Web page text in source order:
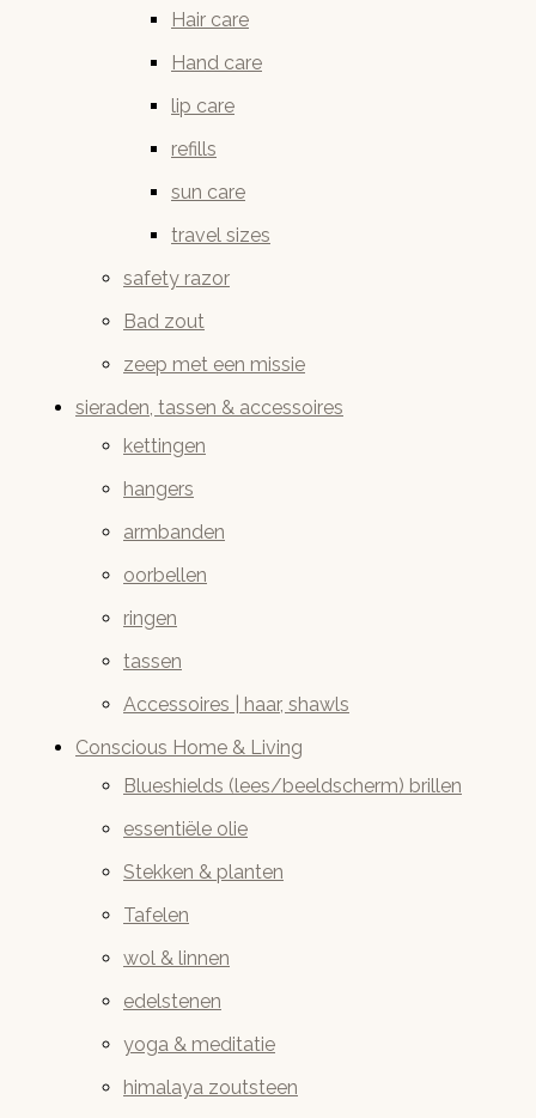
Hair care
Hand care
lip care
refills
sun care
travel sizes
safety razor
Bad zout
zeep met een missie
sieraden, tassen & accessoires
kettingen
hangers
armbanden
oorbellen
ringen
tassen
Accessoires | haar, shawls
Conscious Home & Living
Blueshields (lees/beeldscherm) brillen
essentiële olie
Stekken & planten
Tafelen
wol & linnen
edelstenen
yoga & meditatie
himalaya zoutsteen